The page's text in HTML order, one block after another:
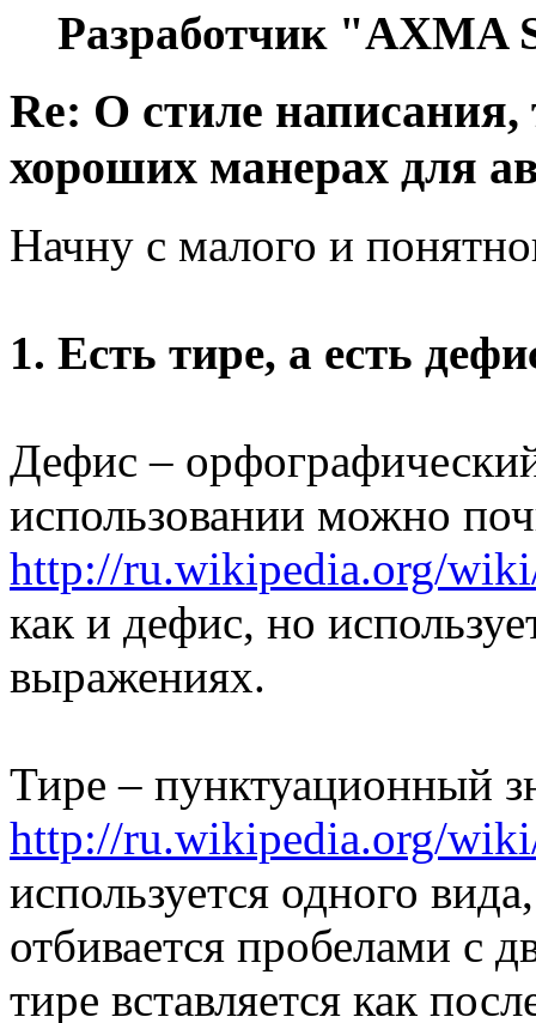
Разработчик "AXMA
Re: О стиле
хороших манерах для
Начну с малого и
1. Есть тире, а есть
Дефис –
использовании можно
http://ru.wikipedia.org/
как и дефис, но
выражениях.
Тире – пунктуационный
http://ru.wikipedia.org/
используется одного
отбивается пробелами с
тире вставляется как